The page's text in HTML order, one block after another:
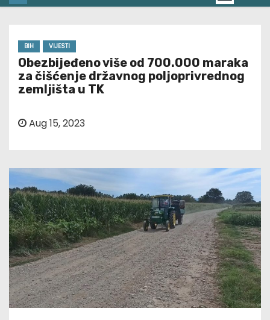
BIH VIJESTI
Obezbijeđeno više od 700.000 maraka
za čišćenje državnog poljoprivrednog
zemljišta u TK
Aug 15, 2023